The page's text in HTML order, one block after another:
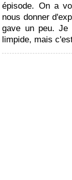
épisode. On a
nous donner
gave un peu.
limpide, mais